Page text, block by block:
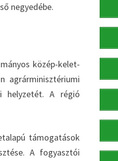
negyedébe.
közép-kelet-
agrárminisztériumi
helyzetét. A régió
támogatások
A fogyasztói